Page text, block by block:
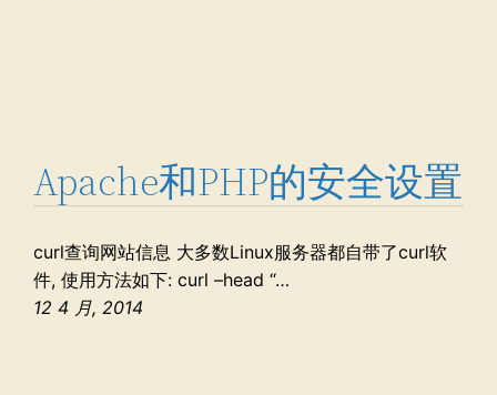
Apache和PHP的安全设置
curl查询网站信息 大多数Linux服务器都自带了curl软
件, 使用方法如下: curl –head “…
12 4 月, 2014